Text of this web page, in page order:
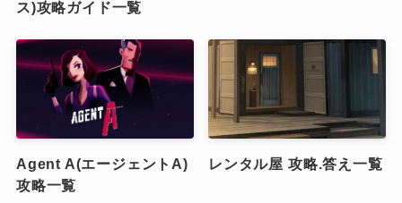
ス)攻略ガイド一覧
Agent A(エージェントA)
攻略一覧
レンタル屋 攻略.答え一覧